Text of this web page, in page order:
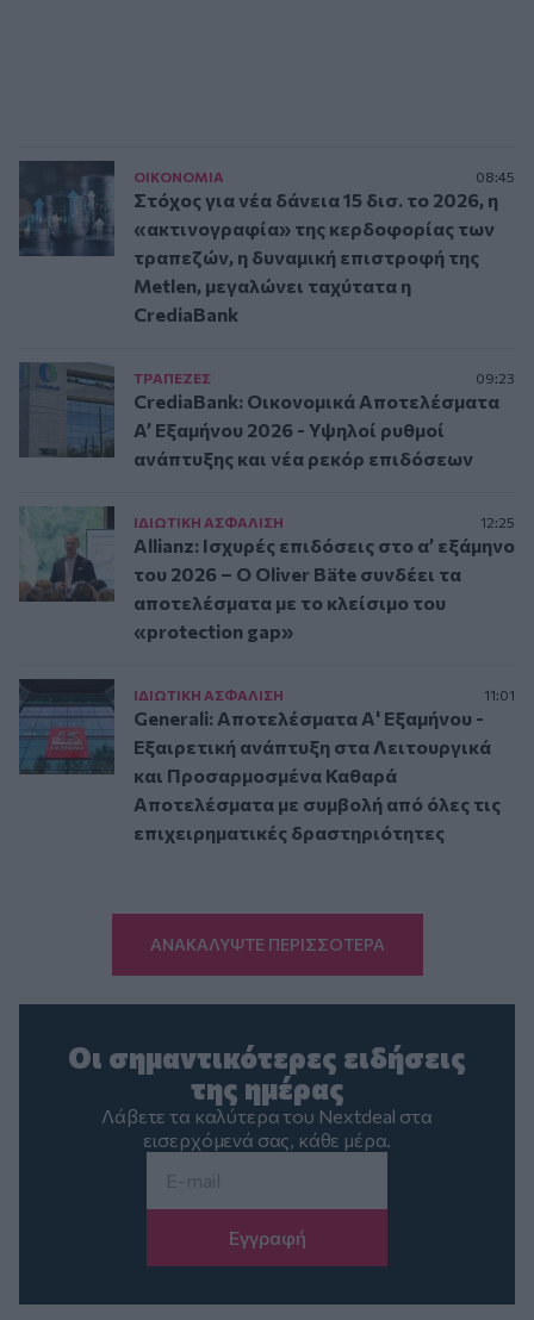
ΟΙΚΟΝΟΜΙΑ 08:45
Στόχος για νέα δάνεια 15 δισ. το 2026, η
«ακτινογραφία» της κερδοφορίας των
τραπεζών, η δυναμική επιστροφή της
Metlen, μεγαλώνει ταχύτατα η
CrediaBank
ΤΡAΠΕΖΕΣ 09:23
CrediaBank: Οικονομικά Αποτελέσματα
A’ Εξαμήνου 2026 - Υψηλοί ρυθμοί
ανάπτυξης και νέα ρεκόρ επιδόσεων
ΙΔΙΩΤΙΚΗ ΑΣΦAΛΙΣΗ 12:25
Allianz: Ισχυρές επιδόσεις στο α’ εξάμηνο
του 2026 – Ο Oliver Bäte συνδέει τα
αποτελέσματα με το κλείσιμο του
«protection gap»
ΙΔΙΩΤΙΚΗ ΑΣΦAΛΙΣΗ 11:01
Generali: Αποτελέσματα Α' Εξαμήνου -
Εξαιρετική ανάπτυξη στα Λειτουργικά
και Προσαρμοσμένα Καθαρά
Αποτελέσματα με συμβολή από όλες τις
επιχειρηματικές δραστηριότητες
ΑΝΑΚΑΛΥΨΤΕ ΠΕΡΙΣΣΟΤΕΡΑ
Οι σημαντικότερες ειδήσεις
της ημέρας
Λάβετε τα καλύτερα του Nextdeal στα
εισερχόμενά σας, κάθε μέρα.